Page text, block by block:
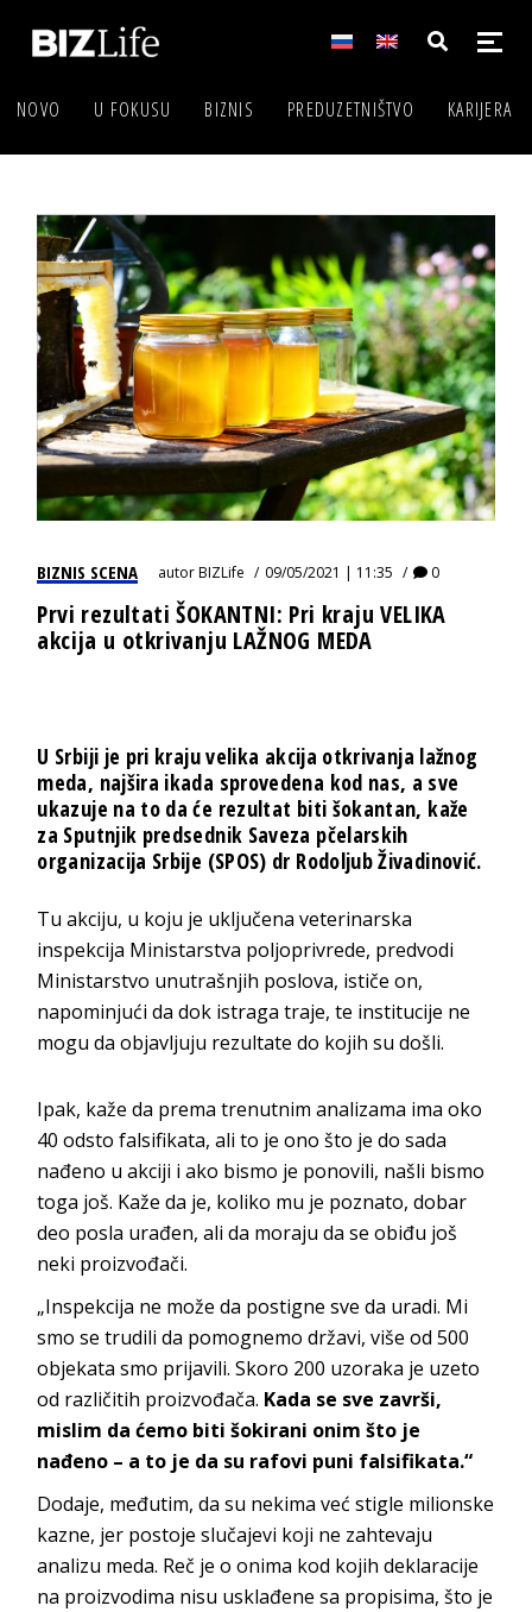
NOVO U FOKUSU BIZNIS PREDUZETNIŠTVO KARIJERA
BIZNIS SCENA autorBIZLife 09/05/2021 | 11:35 0
Prvi rezultati ŠOKANTNI: Pri kraju VELIKA
akcija u otkrivanju LAŽNOG MEDA
U Srbiji je pri kraju velika akcija otkrivanja lažnog
meda, najšira ikada sprovedena kod nas, a sve
ukazuje na to da će rezultat biti šokantan, kaže
za Sputnjik predsednik Saveza pčelarskih
organizacija Srbije (SPOS) dr Rodoljub Živadinović.
Tu akciju, u koju je uključena veterinarska
inspekcija Ministarstva poljoprivrede, predvodi
Ministarstvo unutrašnjih poslova, ističe on,
napominjući da dok istraga traje, te institucije ne
mogu da objavljuju rezultate do kojih su došli.
Ipak, kaže da prema trenutnim analizama ima oko
40 odsto falsifikata, ali to je ono što je do sada
nađeno u akciji i ako bismo je ponovili, našli bismo
toga još. Kaže da je, koliko mu je poznato, dobar
deo posla urađen, ali da moraju da se obiđu još
neki proizvođači.
„Inspekcija ne može da postigne sve da uradi. Mi
smo se trudili da pomognemo državi, više od 500
objekata smo prijavili. Skoro 200 uzoraka je uzeto
od različitih proizvođača. Kada se sve završi,
mislim da ćemo biti šokirani onim što je
nađeno – a to je da su rafovi puni falsifikata.“
Dodaje, međutim, da su nekima već stigle milionske
kazne, jer postoje slučajevi koji ne zahtevaju
analizu meda. Reč je o onima kod kojih deklaracije
na proizvodima nisu usklađene sa propisima, što je